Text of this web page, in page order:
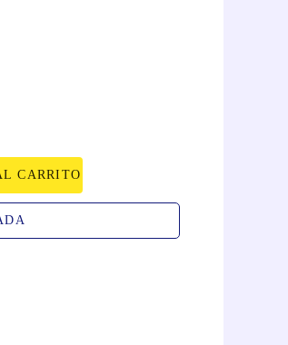
CARRITO